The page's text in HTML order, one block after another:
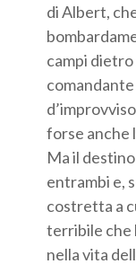
di Albert,
campi
forse anche
Ma il
entrambi e,
costretta a
terribile che
nella vita